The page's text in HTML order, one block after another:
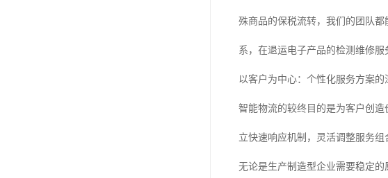
殊商品的保税流转，我们的团队
系，在退运电子产品的检测维修服
以客户为中心：个性化服务方案的
智能物流的较终目的是为客户创
立快速响应机制，灵活调整服务组
无论是生产制造型企业需要稳定